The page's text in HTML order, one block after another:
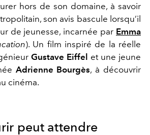
hors de son domaine, à savoir
son avis bascule lorsqu’il
de jeunesse, incarnée par Emma
). Un film inspiré de la réelle
Gustave Eiffel et une jeune
Adrienne Bourgès, à découvrir
cinéma.
peut attendre